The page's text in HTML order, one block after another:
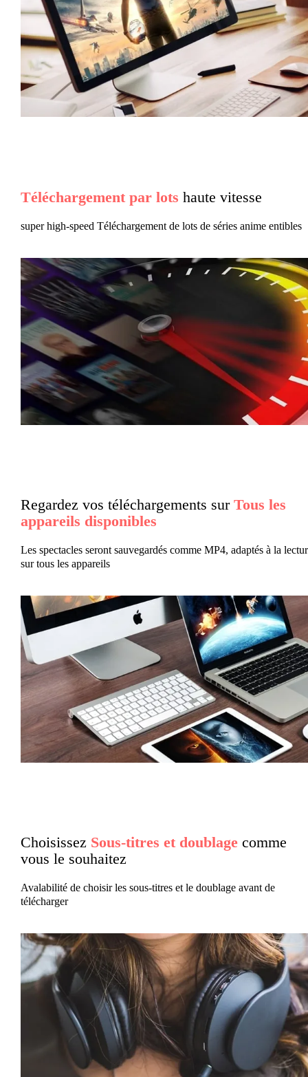
Téléchargement par lots haute vitesse
super high-speed Téléchargement de lots de séries anime entibles
Regardez vos téléchargements sur Tous les
appareils disponibles
Les spectacles seront sauvegardés comme MP4, adaptés à la
sur tous les appareils
Choisissez Sous-titres et doublagecomme
vous le souhaitez
Avalabilité de choisir les sous-titres et le doublage avant de
télécharger